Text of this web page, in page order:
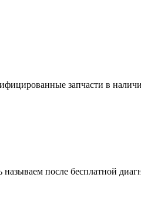
запчасти в
после бесплатной